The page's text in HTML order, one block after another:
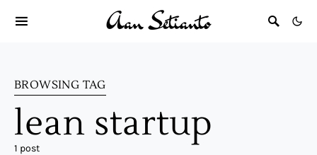
BROWSING TAG
lean startup
1 post